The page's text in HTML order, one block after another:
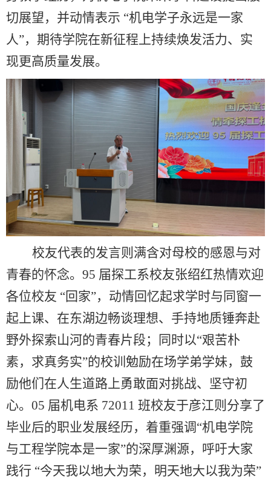
切展望，并动情表示 “机电学子永远是一家
人”，期待学院在新征程上持续焕发活力、实
现更高质量发展。
校友代表的发言则满含对母校的感恩与对
青春的怀念。 95 届探工系校友张绍红热情欢迎
各位校友 “回家”，动情回忆起求学时与同窗一
起上课、在东湖边畅谈理想、手持地质锤奔赴
野外探索山河的青春片段；同时以“艰苦朴
素，求真务实”的校训勉励在场学弟学妹，鼓
励他们在人生道路上勇敢面对挑战、坚守初
心。 05 届机电系 72011 班校友于彦江则分享了
毕业后的职业发展经历，着重强调“机电学院
与工程学院本是一家”的深厚渊源，呼吁大家
践行 “今天我以地大为荣，明天地大以我为荣”